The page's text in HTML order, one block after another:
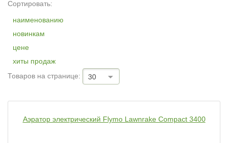
Сортировать:
наименованию
новинкам
цене
хиты продаж
Товаров на странице:
30
Аэратор электрический Flymo Lawnrake Compact 3400